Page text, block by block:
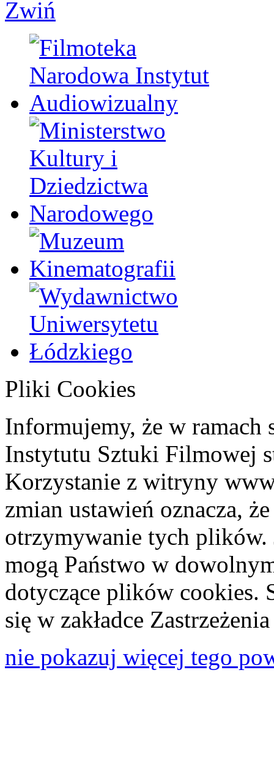
Zwiń
Pliki Cookies
Informujemy, że w ramach
Instytutu Sztuki Filmowej
Korzystanie z witryny
zmian ustawień oznacza,
otrzymywanie tych plików.
mogą Państwo w
dotyczące plików cookies.
się w zakładce
nie pokazuj więcej tego